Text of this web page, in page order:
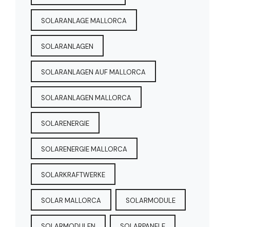
SOLARANLAGE MALLORCA
SOLARANLAGEN
SOLARANLAGEN AUF MALLORCA
SOLARANLAGEN MALLORCA
SOLARENERGIE
SOLARENERGIE MALLORCA
SOLARKRAFTWERKE
SOLAR MALLORCA SOLARMODULE